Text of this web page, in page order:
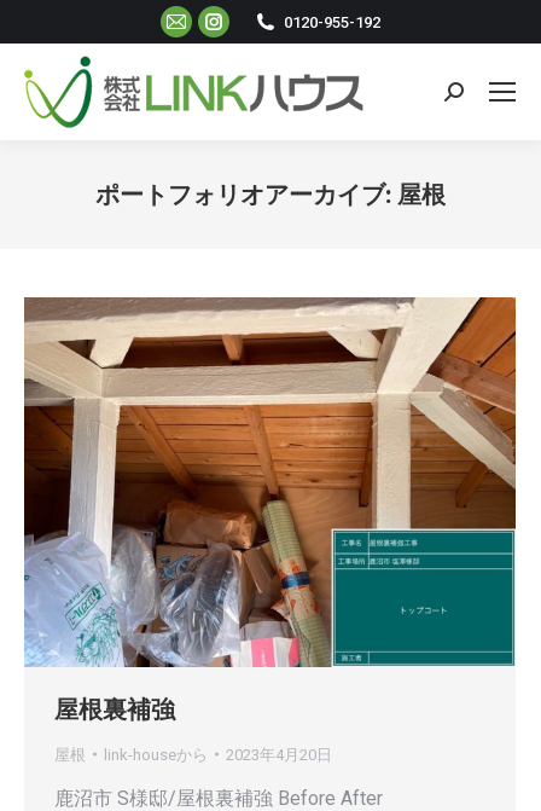
Mail
ペ
ー
ジ
し
ィ
ン
ド
ウ
で
開
き
ま
す
Instagram
ペ
ー
ジ
し
ィ
ン
ド
ウ
で
開
き
ま
す
0120-955-192
検
ポートフォリオアーカイブ: 屋根
屋根裏補強
屋根 link-houseから 2023年4月20日
鹿沼市 S様邸/屋根裏補強 Before After